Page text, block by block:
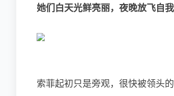
她们白天光鲜亮丽，夜晚放飞自我
索菲起初只是旁观，很快被领头的